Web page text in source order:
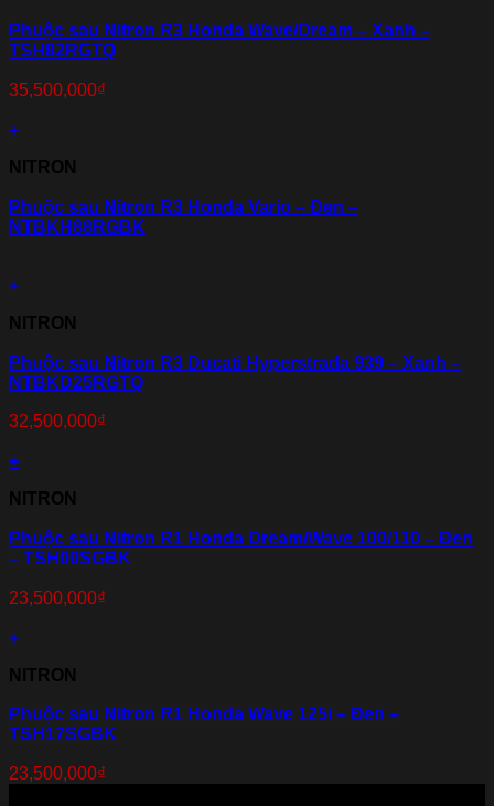
Phuộc sau Nitron R3 Honda Wave/Dream – Xanh –
TSH82RGTQ
35,500,000₫
+
NITRON
Phuộc sau Nitron R3 Honda Vario – Đen –
NTBKH88RGBK
+
NITRON
Phuộc sau Nitron R3 Ducati Hyperstrada 939 – Xanh –
NTBKD25RGTQ
32,500,000₫
+
NITRON
Phuộc sau Nitron R1 Honda Dream/Wave 100/110 – Đen
– TSH00SGBK
23,500,000₫
+
NITRON
Phuộc sau Nitron R1 Honda Wave 125i – Đen –
TSH17SGBK
23,500,000₫